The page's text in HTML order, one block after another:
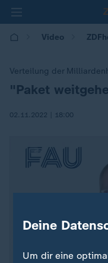
Video
Verteilung der
:"Paket
02.11.2022 | 18:00
Deine
Um dir eine